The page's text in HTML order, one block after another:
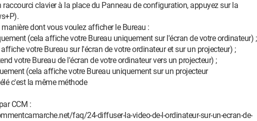
raccourci clavier à la place du Panneau de configuration, appuyez sur la
dont vous voulez afficher le Bureau :
(cela affiche votre Bureau uniquement sur l'écran de votre ordinateur) ;
votre Bureau sur l'écran de votre ordinateur et sur un projecteur) ;
votre Bureau de l'écran de votre ordinateur vers un projecteur) ;
(cela affiche votre Bureau uniquement sur un projecteur
c'est la même méthode
CCM :
faq/24-diffuser-la-video-de-l-ordinateur-sur-un-ecran-de-